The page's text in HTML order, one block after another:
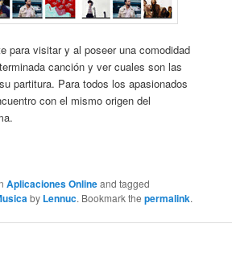
para visitar y al poseer una comodidad
canción y ver cuales son las
partitura. Para todos los apasionados
con el mismo origen del
Aplicaciones Onlineand tagged
by Lennuc. Bookmark thepermalink.